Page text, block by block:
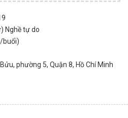
Nghề tự do
buổi)
phường 5, Quận 8, Hồ Chí Minh